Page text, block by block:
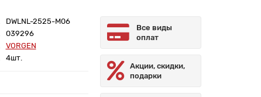
DWLNL-2525-M06
039296
VORGEN
4шт.
Все виды
оплат
Акции, скидки,
подарки